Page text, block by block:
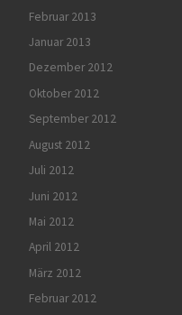
Februar 2013
Januar 2013
Dezember 2012
Oktober 2012
September 2012
August 2012
Juli 2012
Juni 2012
Mai 2012
April 2012
März 2012
Februar 2012